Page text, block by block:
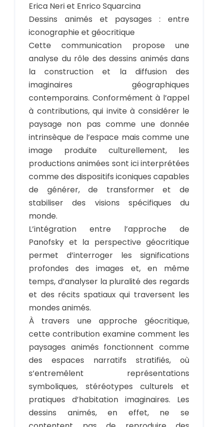
Erica Neri et Enrico Squarcina
Dessins animés et paysages : entre
iconographie et géocritique
Cette communication propose une
analyse du rôle des dessins animés dans
la construction et la diffusion des
imaginaires géographiques
contemporains. Conformément à l’appel
à contributions, qui invite à considérer le
paysage non pas comme une donnée
intrinsèque de l’espace mais comme une
image produite culturellement, les
productions animées sont ici interprétées
comme des dispositifs iconiques capables
de générer, de transformer et de
stabiliser des visions spécifiques du
monde.
L’intégration entre l’approche de
Panofsky et la perspective géocritique
permet d’interroger les significations
profondes des images et, en même
temps, d’analyser la pluralité des regards
et des récits spatiaux qui traversent les
mondes animés.
À travers une approche géocritique,
cette contribution examine comment les
paysages animés fonctionnent comme
des espaces narratifs stratifiés, où
s’entremêlent représentations
symboliques, stéréotypes culturels et
pratiques d’habitation imaginaires. Les
dessins animés, en effet, ne se